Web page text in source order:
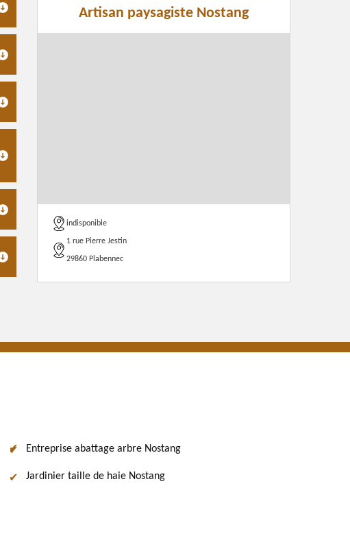
Artisan paysagiste Nostang
indisponible
1 rue Pierre Jestin
29860 Plabennec
Entreprise abattage arbre Nostang
Jardinier taille de haie Nostang